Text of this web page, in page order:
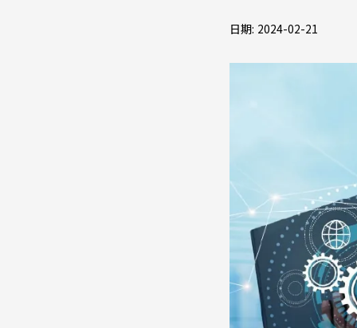
日期: 2024-02-21